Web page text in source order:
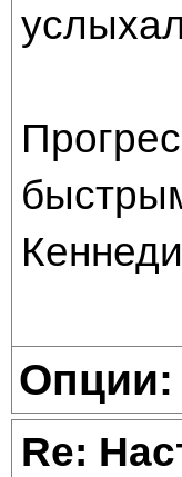
Кеннеди
Опции:
Re: